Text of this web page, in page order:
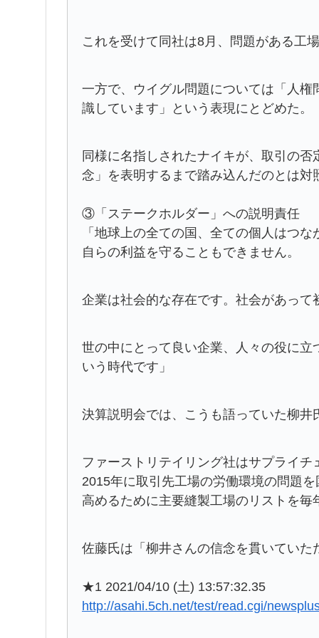
これを受けて同社は8月、問題がある工
一方で、ウイグル問題については「人
識しています」という表現にとどめた。
同様に名指しされたナイキが、取引の
念」を表明するまで踏み込んだのとは対
③「ステークホルダー」への説明責任
「地球上の全ての国、全ての個人はつ
自らの利益を守ることもできません。
企業は社会的な存在です。社会があって
世の中にとって良い企業、人々の役に
いう時代です」
決算説明会では、こうも語っていた柳井
ファーストリテイリング社はサプライ
2015年に取引先工場の労働環境の問題
高めるために主要縫製工場のリストを毎
佐藤氏は「柳井さんの信念を貫いていた
★1 2021/04/10 (土) 13:57:32.35
http://asahi.5ch.net/test/read.cgi/